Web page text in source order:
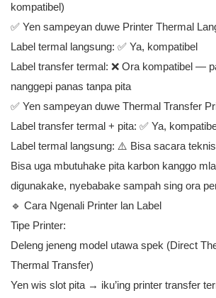
kompatibel)
✅ Yen sampeyan duwe Printer Thermal
Label termal langsung: ✅ Ya, kompatibel
Label transfer termal: ❌ Ora kompatibel —
nanggepi panas tanpa pita
✅ Yen sampeyan duwe Thermal Transfer
Label transfer termal + pita: ✅ Ya,
Label termal langsung: ⚠️ Bisa sacara
Bisa uga mbutuhake pita karbon kanggo
digunakake, nyebabake sampah sing ora
🔹 Cara Ngenali Printer lan Label
Tipe Printer:
Deleng jeneng model utawa spek (Direct
Thermal Transfer)
Yen wis slot pita → iku’ing printer transfer